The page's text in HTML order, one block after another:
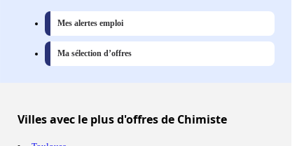
Mes alertes emploi
Ma sélection d’offres
Villesavec le plus d'offres de Chimiste